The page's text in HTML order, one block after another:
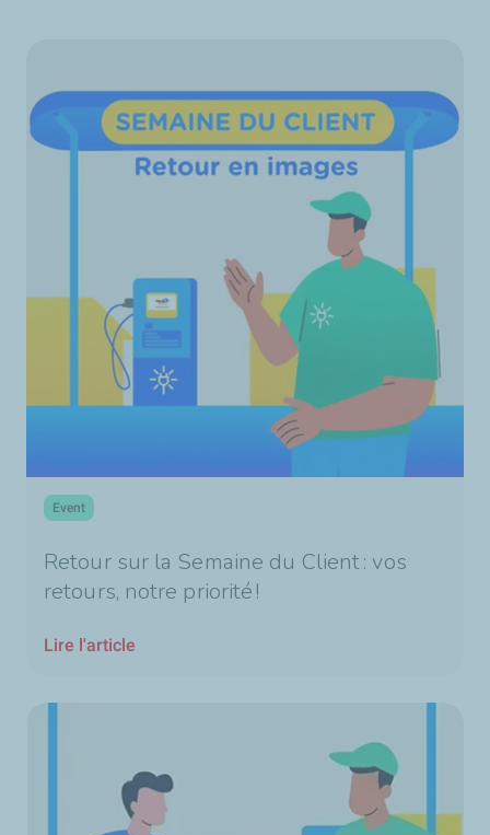
Event
Retour sur la Semaine du Client : vos
retours, notre priorité !
Lire l'article